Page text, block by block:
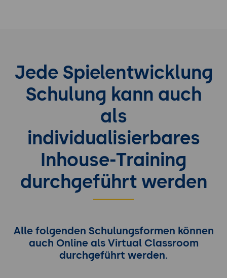
Jede Spielentwicklung
Schulung kann auch
als
individualisierbares
Inhouse-Training
durchgeführt werden
Alle folgenden Schulungsformen können
auch Online als Virtual Classroom
durchgeführt werden.